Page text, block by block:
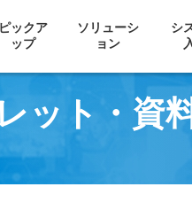
ピックア
ップ
ソリューシ
ョン
シ
ット・資